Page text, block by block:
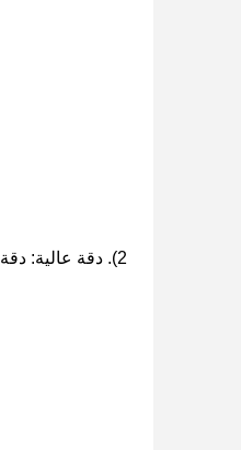
2). دقة عالية: دقة العرض 0.01؛ تكرار جيد ≤0.02